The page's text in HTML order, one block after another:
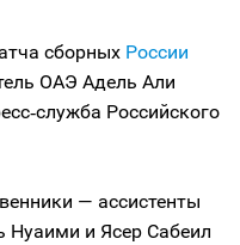
сборных России
ОАЭ Адель Али
Российского
— ассистенты
и Ясер Сабеил